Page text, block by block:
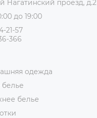
й Нагатинский проезд, д.2
до 19:00
21-57
366
одежда
белье